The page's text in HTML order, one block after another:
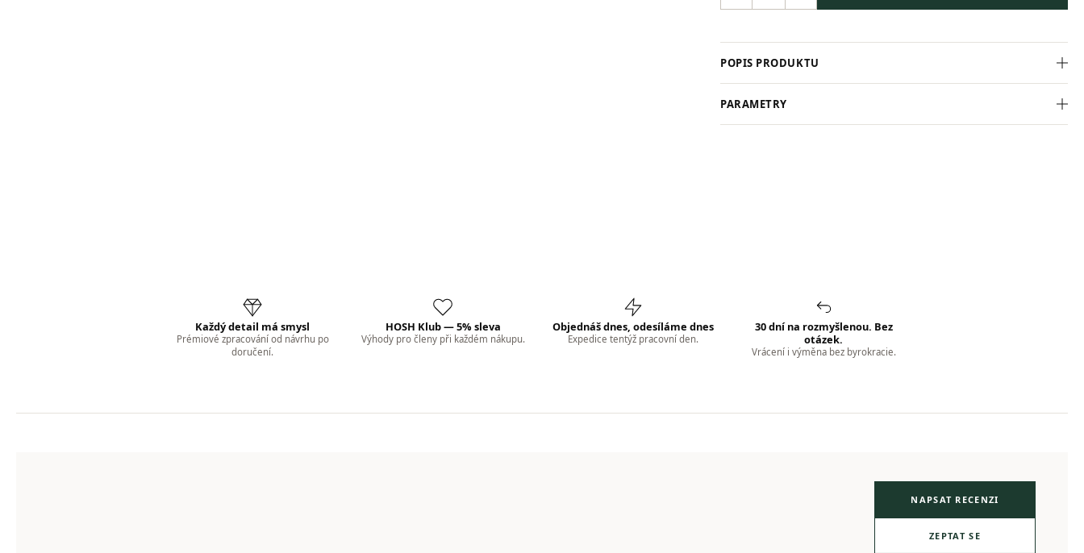
POPIS PRODUKTU
PARAMETRY
Každý detail má smysl
Prémiové zpracování od návrhu po
doručení.
HOSH Klub — 5% sleva
Výhody pro členy při každém nákupu.
Objednáš dnes, odesíláme dnes
Expedice tentýž pracovní den.
30 dní na rozmyšlenou. Bez
otázek.
Vrácení i výměna bez byrokracie.
NAPSAT RECENZI
ZEPTAT SE